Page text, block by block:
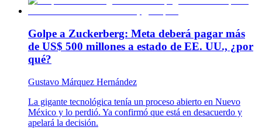
Golpe a Zuckerberg: Meta deberá pagar más
de US$ 500 millones a estado de EE. UU., ¿por
qué?
Gustavo Márquez Hernández
La gigante tecnológica tenía un proceso abierto en Nuevo
México y lo perdió. Ya confirmó que está en desacuerdo y
apelará la decisión.